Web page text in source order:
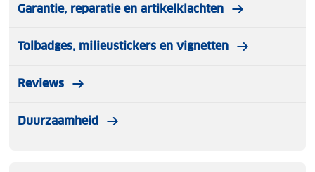
Garantie, reparatie en artikelklachten
Tolbadges, milieustickers en vignetten
Reviews
Duurzaamheid